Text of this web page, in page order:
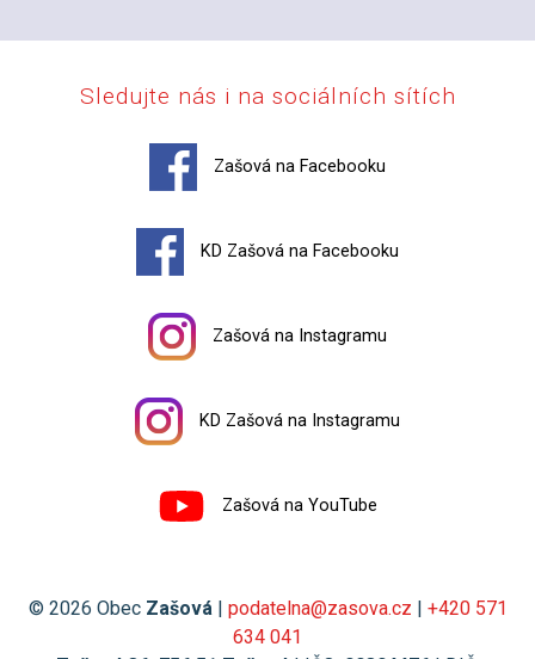
Sledujte nás i na sociálních sítích
Zašová na Facebooku
KD Zašová na Facebooku
Zašová na Instagramu
KD Zašová na Instagramu
Zašová na YouTube
© 2026 Obec Zašová | podatelna@zasova.cz | +420 571
634 041